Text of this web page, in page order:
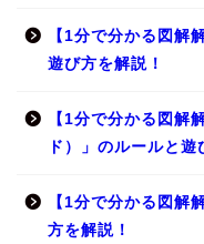
【1分で分かる図解
遊び方を解説！
【1分で分かる図解
ド）」のルールと遊
【1分で分かる図解
方を解説！